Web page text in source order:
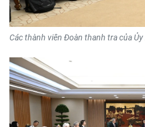
Các thành viên Đoàn thanh tra của